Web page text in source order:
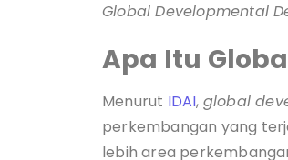
Global Developmental
Apa Itu
Menurut IDAI, global
perkembangan yang
lebih area